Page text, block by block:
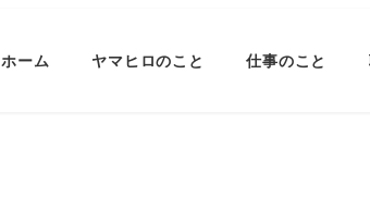
ホーム ヤマヒロのこと 仕事のこと